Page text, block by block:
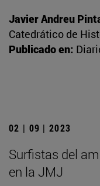
Javier Andreu
Catedrático de
Publicado en:
02 | 09 | 2023
Surfistas del
en la JMJ